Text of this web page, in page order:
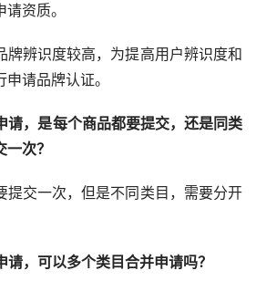
资质。
牌辨识度较高，为提高用户辨识度和
请品牌认证。
请，是每个商品都要提交，还是同类
次？
提交一次，但是不同类目，需要分开
，可以多个类目合并申请吗？